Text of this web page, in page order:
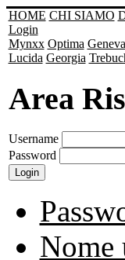
HOME CHI SIAMO
Login
Mynxx Optima Geneva
Lucida Georgia
Area
Username
Password
Nome